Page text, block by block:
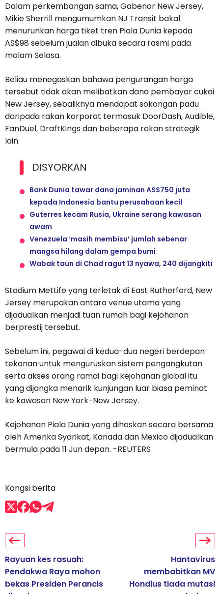
Dalam perkembangan sama, Gabenor New Jersey,
Mikie Sherrill mengumumkan NJ Transit bakal
menurunkan harga tiket tren Piala Dunia kepada
AS$98 sebelum jualan dibuka secara rasmi pada
malam Selasa.
Beliau menegaskan bahawa pengurangan harga
tersebut tidak akan melibatkan dana pembayar cukai
New Jersey, sebaliknya mendapat sokongan padu
daripada rakan korporat termasuk DoorDash, Audible,
FanDuel, DraftKings dan beberapa rakan strategik
lain.
DISYORKAN
Bank Dunia tawar dana jaminan AS$750 juta
kepada Indonesia bantu perusahaan kecil
Guterres kecam Rusia, Ukraine serang kawasan
awam
Venezuela ‘masih membisu’ jumlah sebenar
mangsa hilang dalam gempa bumi
Wabak taun di Chad ragut 13 nyawa, 240 dijangkiti
Stadium MetLife yang terletak di East Rutherford, New
Jersey merupakan antara venue utama yang
dijadualkan menjadi tuan rumah bagi kejohanan
berprestij tersebut.
Sebelum ini, pegawai di kedua-dua negeri berdepan
tekanan untuk menguruskan sistem pengangkutan
serta akses orang ramai bagi kejohanan global itu
yang dijangka menarik kunjungan luar biasa peminat
ke kawasan New York-New Jersey.
Kejohanan Piala Dunia yang dihoskan secara bersama
oleh Amerika Syarikat, Kanada dan Mexico dijadualkan
bermula pada 11 Jun depan. -REUTERS
Kongsi berita
Rayuan kes rasuah:
Pendakwa Raya mohon
bekas Presiden Perancis
Hantavirus
membabitkan MV
Hondius tiada mutasi